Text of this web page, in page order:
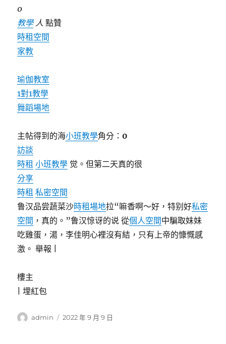
0
教學 人 點贊
時租空間
家教
瑜伽教室
1對1教學
舞蹈場地
主帖得到的海小班教學角分： 0
訪談
時租 小班教學 觉。但第二天真的很
分享
時租 私密空間
鲁汉品尝蔬菜沙時租場地拉“嘛香啊〜好，特别好私密
空間 ，真的。”鲁汉惊讶的说 從個人空間中騙取妹妹
吃雞蛋，湯，李佳明心裡沒有結，只有上帝的慷慨感
激。 舉報 |
樓主
|埋紅包
作
admin
發
2022 年 9 月 9 日